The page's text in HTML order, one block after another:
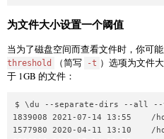
为文件大小设置一个阈值
当为了磁盘空间而查看文件时，你可
threshold
（简写 -t ）选项为文件
于 1GB 的文件：
$ \du --separate-dirs --all --
1839008 2021-07-14 13:55    /
1577980 2020-04-11 13:10    /